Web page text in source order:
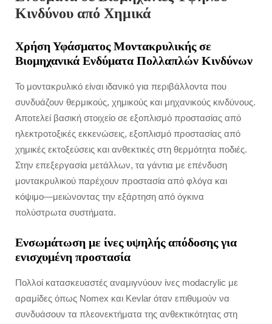
Κινδύνου από Χημικά
Χρήση Υφάσματος Μοντακρυλικής σε
Βιομηχανικά Ενδύματα Πολλαπλών Κινδύνων
Το μοντακρυλικό είναι ιδανικό για περιβάλλοντα που
συνδυάζουν θερμικούς, χημικούς και μηχανικούς κινδύνους.
Αποτελεί βασική στοιχείο σε εξοπλισμό προστασίας από
ηλεκτροτοξικές εκκενώσεις, εξοπλισμό προστασίας από
χημικές εκτοξεύσεις και ανθεκτικές στη θερμότητα ποδιές.
Στην επεξεργασία μετάλλων, τα γάντια με επένδυση
μοντακρυλικού παρέχουν προστασία από φλόγα και
κόψιμο—μειώνοντας την εξάρτηση από όγκινα
πολύστρωτα συστήματα.
Ενσωμάτωση με ίνες υψηλής απόδοσης για
ενισχυμένη προστασία
Πολλοί κατασκευαστές αναμιγνύουν ίνες modacrylic με
αραμίδες όπως Nomex και Kevlar όταν επιθυμούν να
συνδυάσουν τα πλεονεκτήματα της ανθεκτικότητας στη